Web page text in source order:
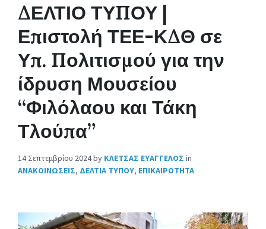
ΔΕΛΤΙΟ ΤΥΠΟΥ |
Επιστολή ΤΕΕ-ΚΔΘ σε
Υπ. Πολιτισμού για την
ίδρυση Μουσείου
“Φιλόλαου και Τάκη
Τλούπα”
14 Σεπτεμβρίου 2024by ΚΛΕΤΣΑΣ ΕΥΑΓΓΕΛΟΣ in
ΑΝΑΚΟΙΝΩΣΕΙΣ, ΔΕΛΤΙΑ ΤΥΠΟΥ, ΕΠΙΚΑΙΡΟΤΗΤΑ